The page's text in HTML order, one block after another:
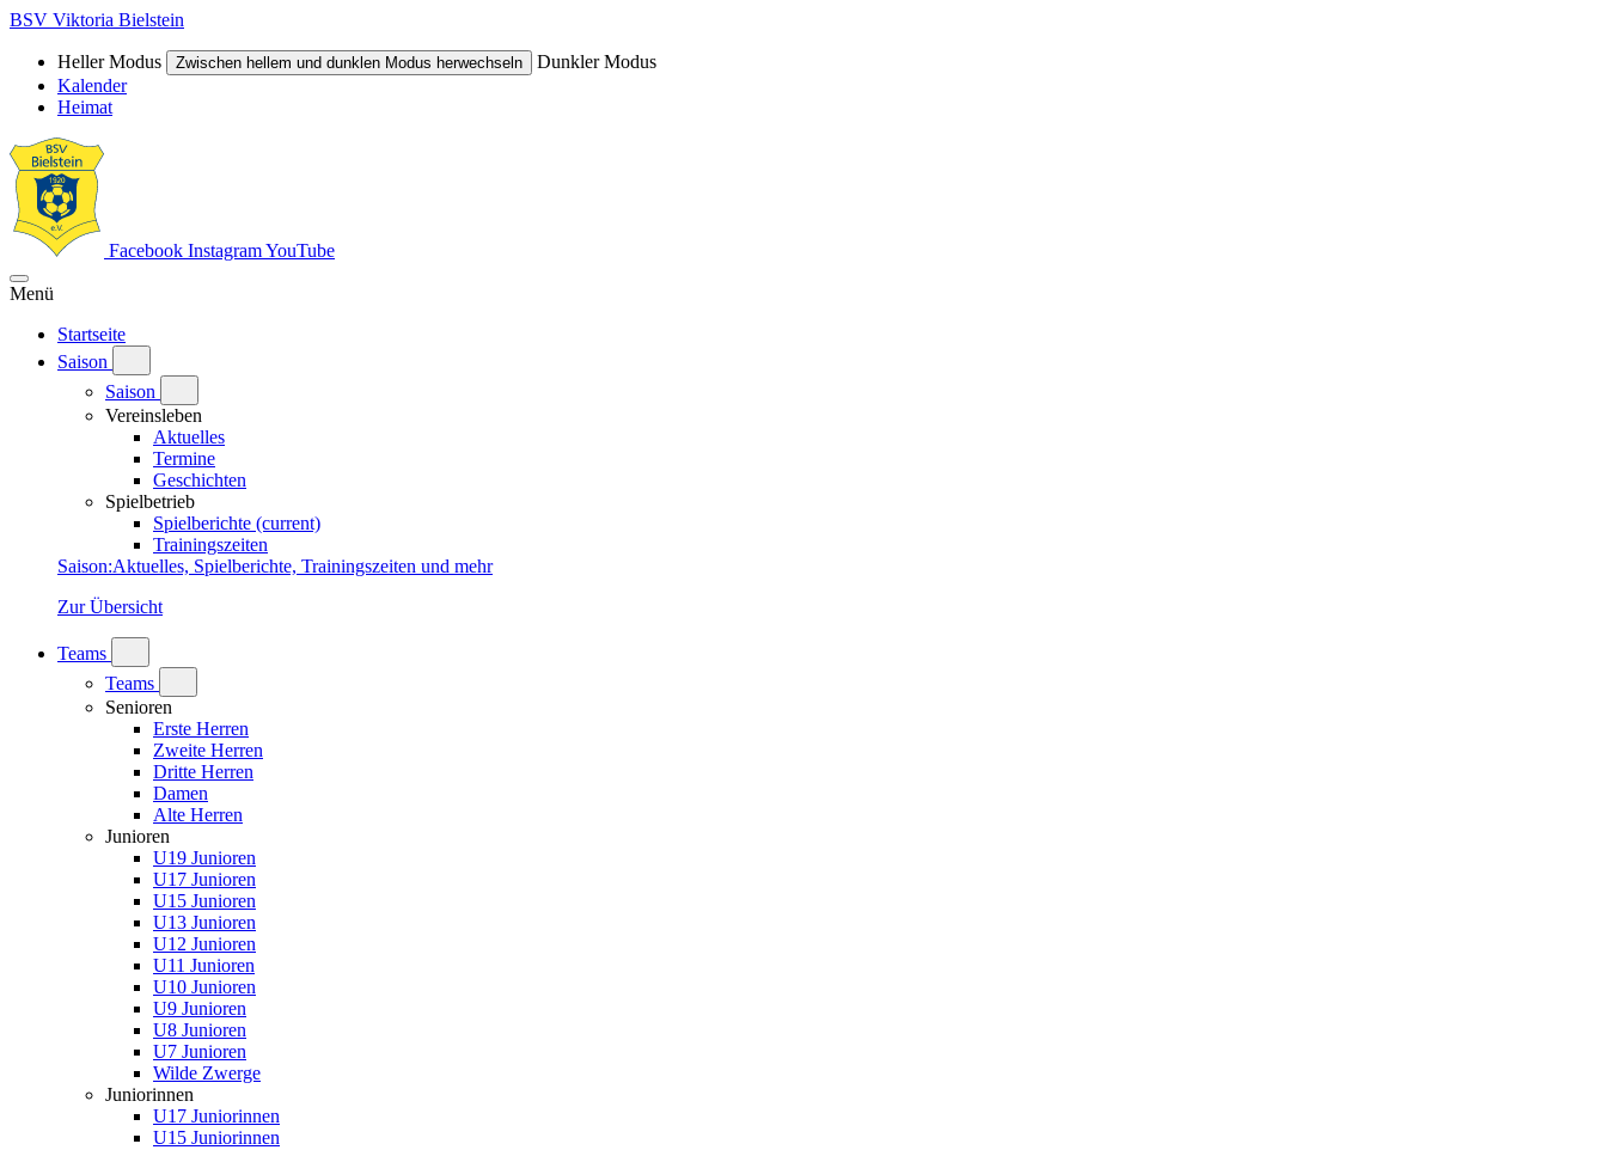
BSV Viktoria Bielstein
Heller Modus Zwischen hellem und dunklen Modus herwechseln
Dunkler Modus
Kalender
Heimat
Facebook InstagramYouTube
Menü
Startseite
Saison
Saison
Vereinsleben
Aktuelles
Termine
Geschichten
Spielbetrieb
Spielberichte (current)
Trainingszeiten
Saison:Aktuelles, Spielberichte, Trainingszeiten und mehr
Zur Übersicht
Teams
Teams
Senioren
Erste Herren
Zweite Herren
Dritte Herren
Damen
Alte Herren
Junioren
U19 Junioren
U17 Junioren
U15 Junioren
U13 Junioren
U12 Junioren
U11 Junioren
U10 Junioren
U9 Junioren
U8 Junioren
U7 Junioren
Wilde Zwerge
Juniorinnen
U17 Juniorinnen
U15 Juniorinnen